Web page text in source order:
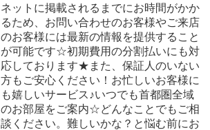
ネットに掲載されるまでにお時間がかか
るため、お問い合わせのお客様やご来店
のお客様には最新の情報を提供すること
が可能です☆初期費用の分割払いにも対
応しております★また、保証人のいない
方もご安心ください！お忙しいお客様に
も嬉しいサービス♪いつでも首都圏全域
のお部屋をご案内☆どんなことでもご相
談ください。難しいかな？と悩む前にお